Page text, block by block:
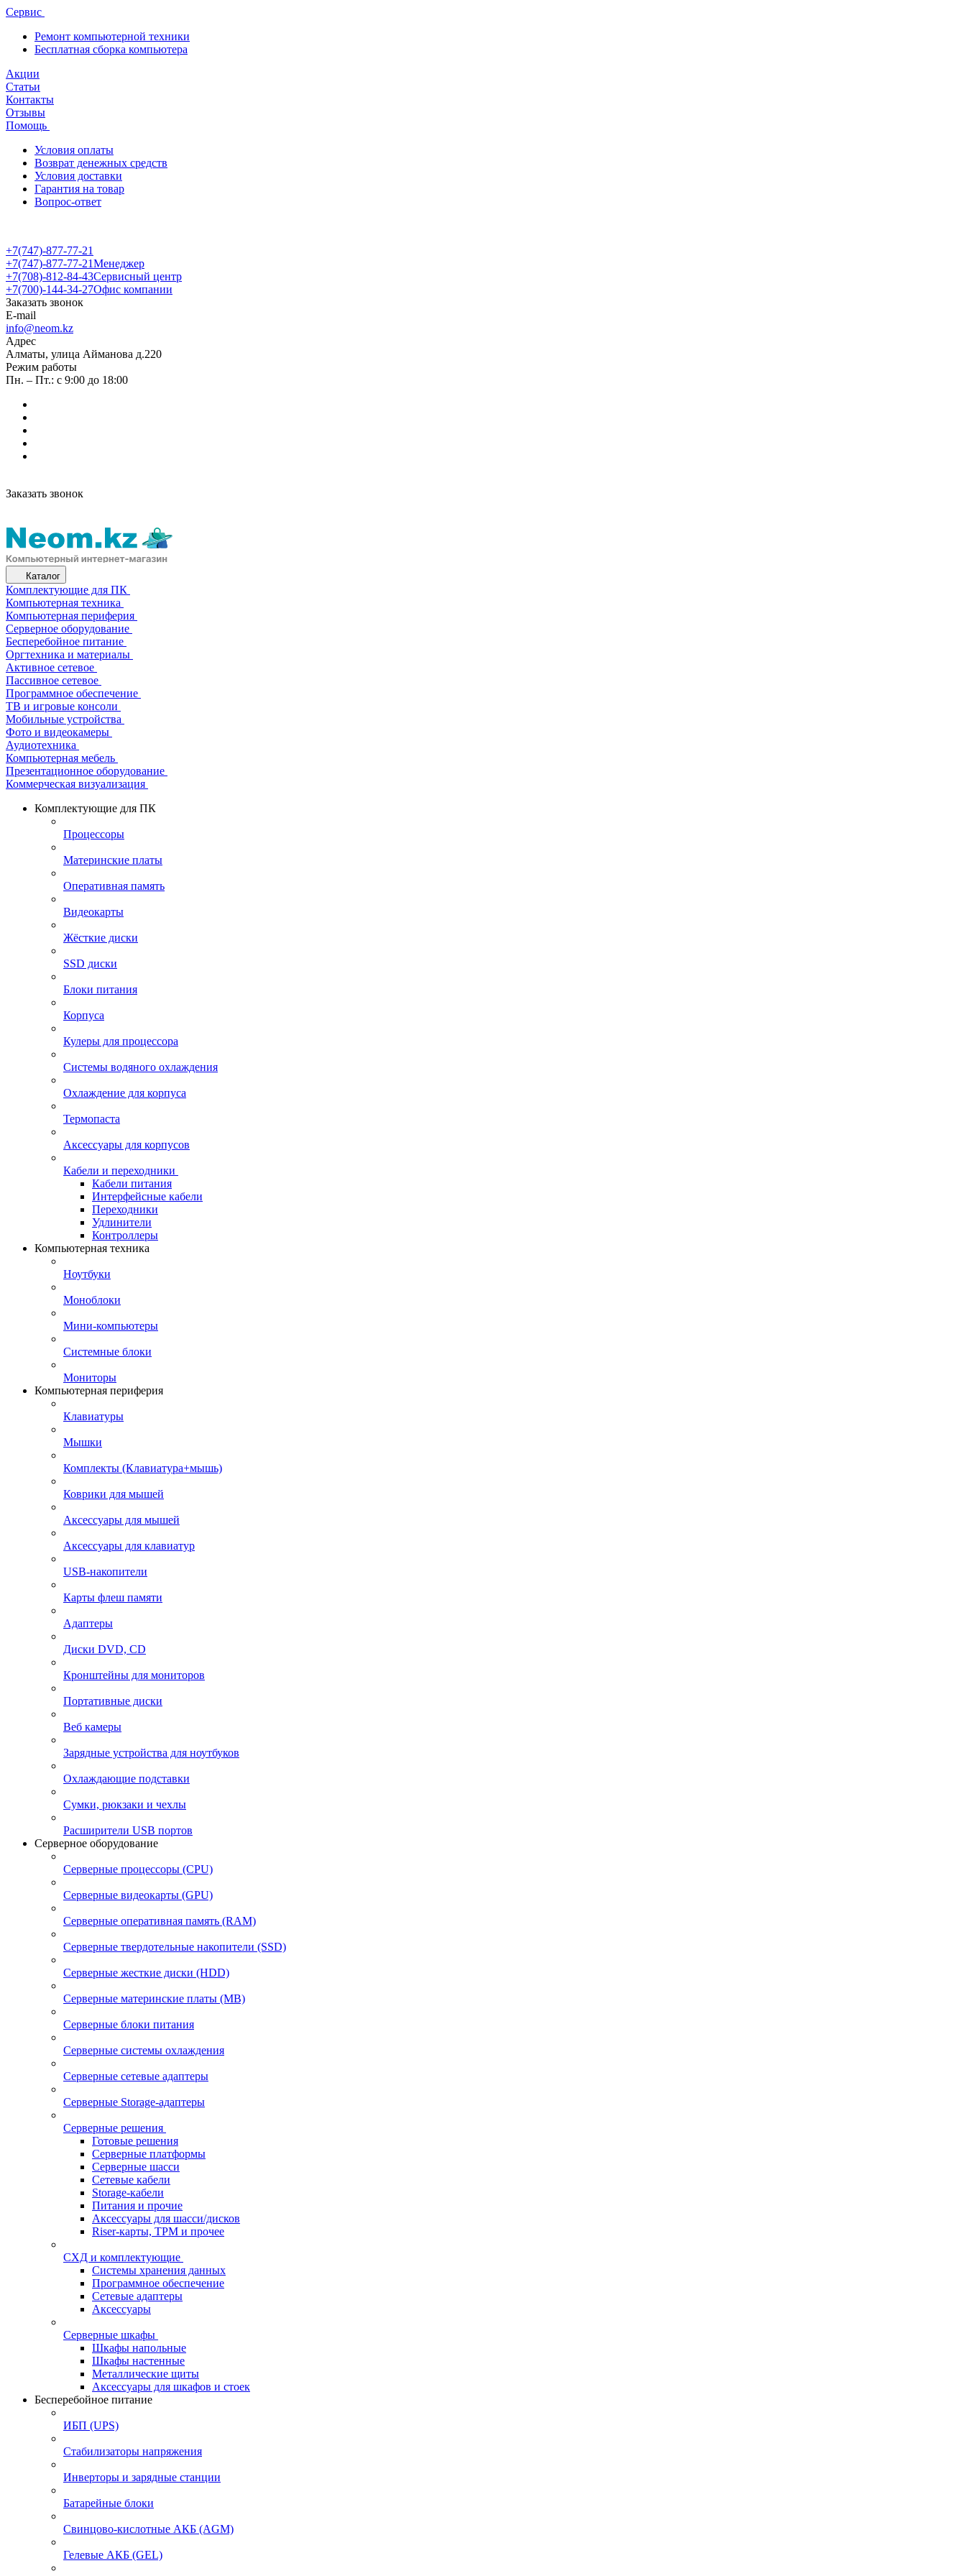
Сервис
Ремонт компьютерной техники
Бесплатная сборка компьютера
Акции
Статьи
Контакты
Отзывы
Помощь
Условия оплаты
Возврат денежных средств
Условия доставки
Гарантия на товар
Вопрос-ответ
+7(747)-877-77-21
+7(747)-877-77-21Менеджер
+7(708)-812-84-43Сервисный центр
+7(700)-144-34-27Офис компании
Заказать звонок
E-mail
info@neom.kz
Адрес
Алматы, улица Айманова д.220
Режим работы
Пн. – Пт.: с 9:00 до 18:00
Заказать звонок
Каталог
Комплектующие для ПК
Компьютерная техника
Компьютерная периферия
Серверное оборудование
Бесперебойное питание
Оргтехника и материалы
Активное сетевое
Пассивное сетевое
Программное обеспечение
ТВ и игровые консоли
Мобильные устройства
Фото и видеокамеры
Аудиотехника
Компьютерная мебель
Презентационное оборудование
Коммерческая визуализация
Комплектующие для ПК
Процессоры
Материнские платы
Оперативная память
Видеокарты
Жёсткие диски
SSD диски
Блоки питания
Корпуса
Кулеры для процессора
Системы водяного охлаждения
Охлаждение для корпуса
Термопаста
Аксессуары для корпусов
Кабели и переходники
Кабели питания
Интерфейсные кабели
Переходники
Удлинители
Контроллеры
Компьютерная техника
Ноутбуки
Моноблоки
Мини-компьютеры
Системные блоки
Мониторы
Компьютерная периферия
Клавиатуры
Мышки
Комплекты (Клавиатура+мышь)
Коврики для мышей
Аксессуары для мышей
Аксессуары для клавиатур
USB-накопители
Карты флеш памяти
Адаптеры
Диски DVD, CD
Кронштейны для мониторов
Портативные диски
Веб камеры
Зарядные устройства для ноутбуков
Охлаждающие подставки
Сумки, рюкзаки и чехлы
Расширители USB портов
Серверное оборудование
Серверные процессоры (CPU)
Серверные видеокарты (GPU)
Серверные оперативная память (RAM)
Серверные твердотельные накопители (SSD)
Серверные жесткие диски (HDD)
Серверные материнские платы (MB)
Серверные блоки питания
Серверные системы охлаждения
Серверные сетевые адаптеры
Серверные Storage-адаптеры
Серверные решения
Готовые решения
Серверные платформы
Серверные шасси
Сетевые кабели
Storage-кабели
Питания и прочие
Аксессуары для шасси/дисков
Riser-карты, TPM и прочее
СХД и комплектующие
Системы хранения данных
Программное обеспечение
Сетевые адаптеры
Аксессуары
Серверные шкафы
Шкафы напольные
Шкафы настенные
Металлические щиты
Аксессуары для шкафов и стоек
Бесперебойное питание
ИБП (UPS)
Стабилизаторы напряжения
Инверторы и зарядные станции
Батарейные блоки
Свинцово-кислотные АКБ (AGM)
Гелевые АКБ (GEL)